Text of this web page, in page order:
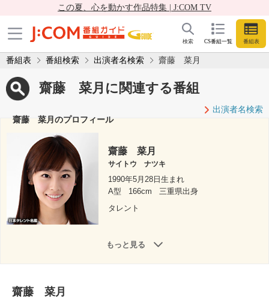
この夏、心を動かす作品特集 | J:COM TV
CS番組一覧 番組表
検索
番組表 番組検索 出演者名検索 齋藤 菜月
齋藤 菜月に関連する番組
出演者名検索
齋藤 菜月のプロフィール
齋藤 菜月
サイトウ ナツキ
1990年5月28日生まれ
A型
166cm
三重県出身
タレント
もっと見る
齋藤 菜月